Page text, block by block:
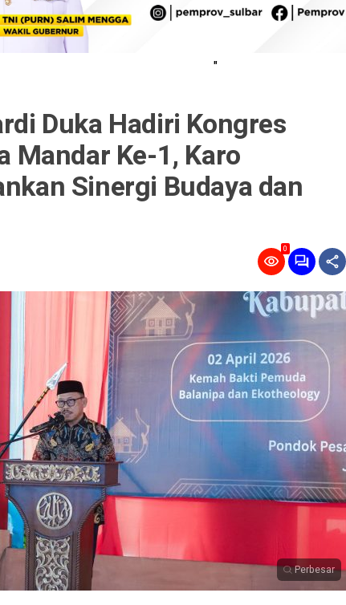
"
Duka Hadiri Kongres
Mandar Ke-1, Karo
Sinergi Budaya dan
0
Perbesar